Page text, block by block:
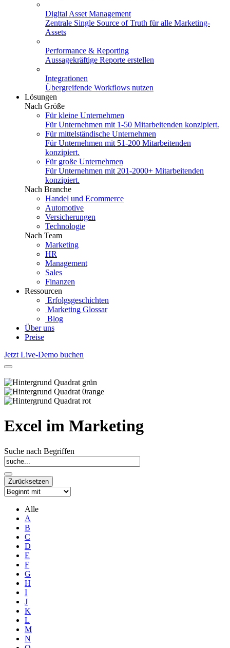
Digital Asset Management
Zentrale Single Source of Truth für alle Marketing-
Assets
Performance & Reporting
Aussagekräftige Reporte erstellen
Integrationen
Übergreifende Workflows nutzen
Lösungen
Nach Größe
Für kleine Unternehmen
Für Unternehmen mit 1-50 Mitarbeitenden konzipiert.
Für mittelständische Unternehmen
Für Unternehmen mit 51-200 Mitarbeitenden
konzipiert.
Für große Unternehmen
Für Unternehmen mit 201-2000+ Mitarbeitenden
konzipiert.
Nach Branche
Handel und Ecommerce
Automotive
Versicherungen
Technologie
Nach Team
Marketing
HR
Management
Sales
Finanzen
Ressourcen
Erfolgsgeschichten
Marketing Glossar
Blog
Über uns
Preise
Jetzt Live-Demo buchen
Excel im Marketing
Suche nach Begriffen
Alle
A
B
C
D
E
F
G
H
I
J
K
L
M
N